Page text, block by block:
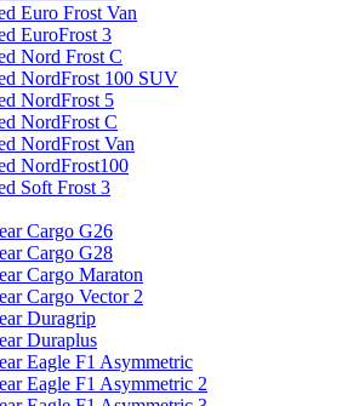
Euro Frost Van
EuroFrost 3
Nord Frost C
NordFrost 100 SUV
NordFrost 5
NordFrost C
NordFrost Van
NordFrost100
Soft Frost 3
Cargo G26
Cargo G28
Cargo Maraton
Cargo Vector 2
Duragrip
Duraplus
Eagle F1 Asymmetric
Eagle F1 Asymmetric 2